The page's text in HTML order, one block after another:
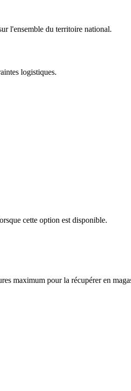
l'ensemble du territoire national.
logistiques.
cette option est disponible.
maximum pour la récupérer en